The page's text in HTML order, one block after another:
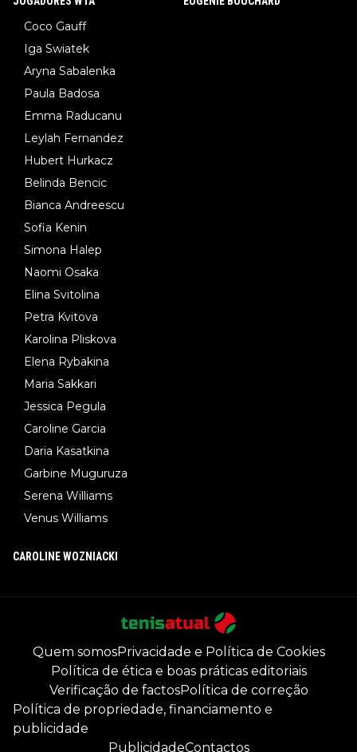
Coco Gauff
Iga Swiatek
Aryna Sabalenka
Paula Badosa
Emma Raducanu
Leylah Fernandez
Hubert Hurkacz
Belinda Bencic
Bianca Andreescu
Sofia Kenin
Simona Halep
Naomi Osaka
Elina Svitolina
Petra Kvitova
Karolina Pliskova
Elena Rybakina
Maria Sakkari
Jessica Pegula
Caroline Garcia
Daria Kasatkina
Garbine Muguruza
Serena Williams
Venus Williams
CAROLINE WOZNIACKI
Quem somosPrivacidade e Política de Cookies
Política de ética e boas práticas editoriais
Verificação de factosPolítica de correção
Política de propriedade, financiamento e
publicidade
PublicidadeContactos